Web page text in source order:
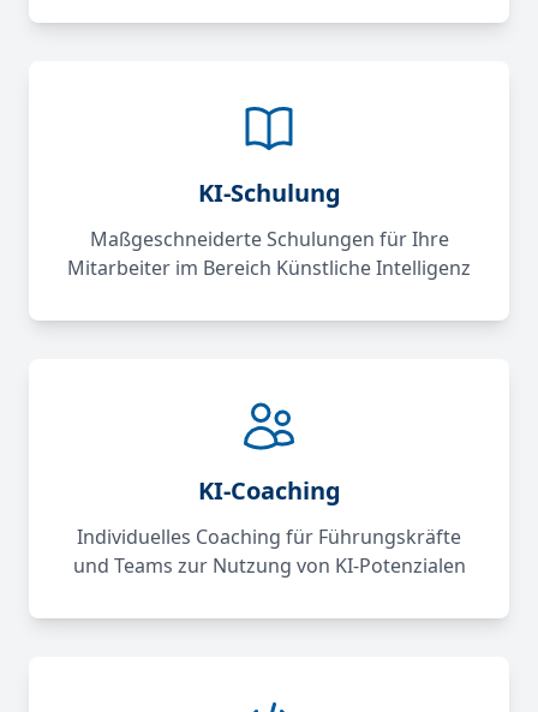
KI-Schulung
Maßgeschneiderte Schulungen für Ihre
Mitarbeiter im Bereich Künstliche Intelligenz
KI-Coaching
Individuelles Coaching für Führungskräfte
und Teams zur Nutzung von KI-Potenzialen